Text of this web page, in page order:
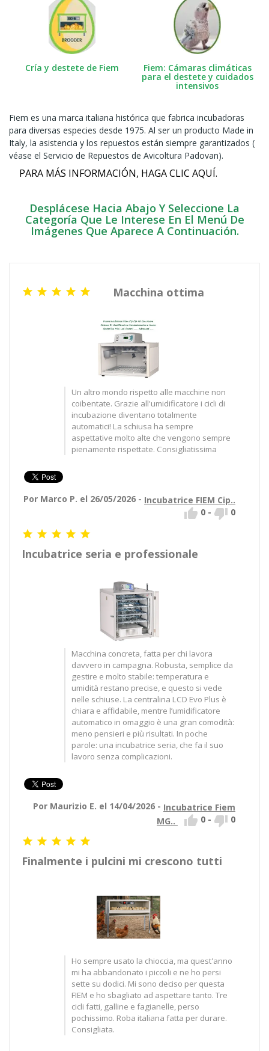
Cría y destete de Fiem Fiem: Cámaras climáticas
para el destete y cuidados
intensivos
Fiem es una marca italiana histórica que fabrica incubadoras
para diversas especies desde 1975. Al ser un producto Made in
Italy, la asistencia y los repuestos están siempre garantizados (
véase el Servicio de Repuestos de Avicoltura Padovan).
PARA MÁS INFORMACIÓN, HAGA CLIC AQUÍ.
Desplácese Hacia Abajo Y Seleccione La
Categoría Que Le Interese En El Menú De
Imágenes Que Aparece A Continuación.
     Macchina ottima
Un altro mondo rispetto alle macchine non
coibentate. Grazie all'umidificatore i cicli di
incubazione diventano totalmente
automatici! La schiusa ha sempre
aspettative molto alte che vengono sempre
pienamente rispettate. Consigliatissima
Por Marco P. el 26/05/2026 - Incubatrice FIEM Cip..
 0 -  0
    
Incubatrice seria e professionale
Macchina concreta, fatta per chi lavora
davvero in campagna. Robusta, semplice da
gestire e molto stabile: temperatura e
umidità restano precise, e questo si vede
nelle schiuse. La centralina LCD Evo Plus è
chiara e affidabile, mentre l’umidificatore
automatico in omaggio è una gran comodità:
meno pensieri e più risultati. In poche
parole: una incubatrice seria, che fa il suo
lavoro senza complicazioni.
Por Maurizio E. el 14/04/2026 - Incubatrice Fiem
MG..
 0 -  0
    
Finalmente i pulcini mi crescono tutti
Ho sempre usato la chioccia, ma quest'anno
mi ha abbandonato i piccoli e ne ho persi
sette su dodici. Mi sono deciso per questa
FIEM e ho sbagliato ad aspettare tanto. Tre
cicli fatti, galline e fagianelle, perso
pochissimo. Roba italiana fatta per durare.
Consigliata.